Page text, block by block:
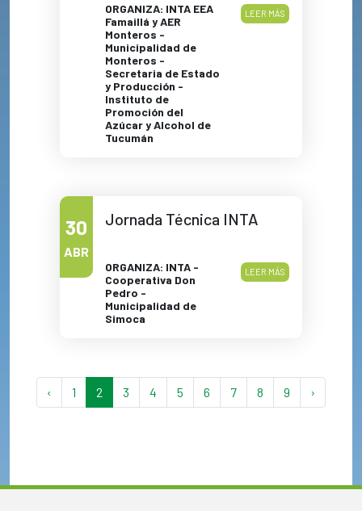
ORGANIZA: INTA EEA
Famaillá y AER
Monteros -
Municipalidad de
Monteros -
Secretaria de Estado
y Producción -
Instituto de
Promoción del
Azúcar y Alcohol de
Tucumán
LEER MÁS
30
ABR
Jornada Técnica INTA
ORGANIZA: INTA -
Cooperativa Don
Pedro -
Municipalidad de
Simoca
LEER MÁS
‹ 1 2 3 4 5 6 7 8 9 ›